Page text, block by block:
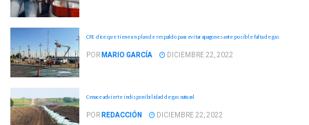
CFE dice que tiene un plan de respaldo para evitar apagones ante posible falta de gas
POR MARIO GARCÍA DICIEMBRE 22, 2022
Cenace advierte indisponibilidad de gas natural
POR REDACCIÓN DICIEMBRE 22, 2022